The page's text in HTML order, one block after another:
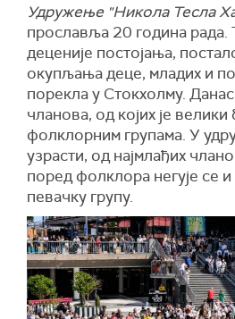
Удружење "Никола Тесла
прославља 20 година рада.
деценије постојања,
окупљања деце, младих и
порекла у Стокхолму.
чланова, од којих је велики
фолклорним групама. У
узрасти, од најмлађих
поред фолклора негује се
певачку групу.